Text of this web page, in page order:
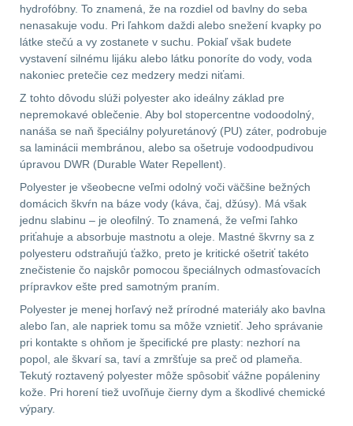
.357 .38 (9mm)11
19118
AR106
Náradie a nástroje k
zbraniam32
AR15 18
AK479
.227
.223 (5.56mm)8
.243 .260 (6.5mm)7
.270 .280 (7mm)7
hydrofóbny. To znamená, že na rozdiel od bavlny do seba
nenasakuje vodu. Pri ľahkom daždi alebo snežení kvapky po
látke stečú a vy zostanete v suchu. Pokiaľ však budete
vystavení silnému lijáku alebo látku ponoríte do vody, voda
nakoniec pretečie cez medzery medzi niťami.
Z tohto dôvodu slúži polyester ako ideálny základ pre
nepremokavé oblečenie. Aby bol stopercentne vodoodolný,
nanáša se naň špeciálny polyuretánový (PU) záter, podrobuje
sa laminácii membránou, alebo sa ošetruje vodoodpudivou
úpravou DWR (Durable Water Repellent).
Polyester je všeobecne veľmi odolný voči väčšine bežných
domácich škvŕn na báze vody (káva, čaj, džúsy). Má však
jednu slabinu – je oleofilný. To znamená, že veľmi ľahko
priťahuje a absorbuje mastnotu a oleje. Mastné škvrny sa z
polyesteru odstraňujú ťažko, preto je kritické ošetriť takéto
znečistenie čo najskôr pomocou špeciálnych odmasťovacích
prípravkov ešte pred samotným praním.
Polyester je menej horľavý než prírodné materiály ako bavlna
alebo ľan, ale napriek tomu sa môže vznietiť. Jeho správanie
pri kontakte s ohňom je špecifické pre plasty: nezhorí na
popol, ale škvarí sa, taví a zmršťuje sa preč od plameňa.
Tekutý roztavený polyester môže spôsobiť vážne popáleniny
kože. Pri horení tiež uvoľňuje čierny dym a škodlivé chemické
výpary.